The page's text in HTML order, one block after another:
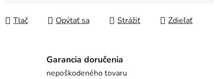
Tlač Opýtať sa Strážiť Zdieľať
Garancia doručenia
nepoškodeného tovaru